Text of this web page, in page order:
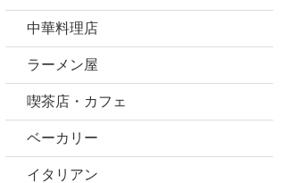
中華料理店
ラーメン屋
喫茶店・カフェ
ベーカリー
イタリアン